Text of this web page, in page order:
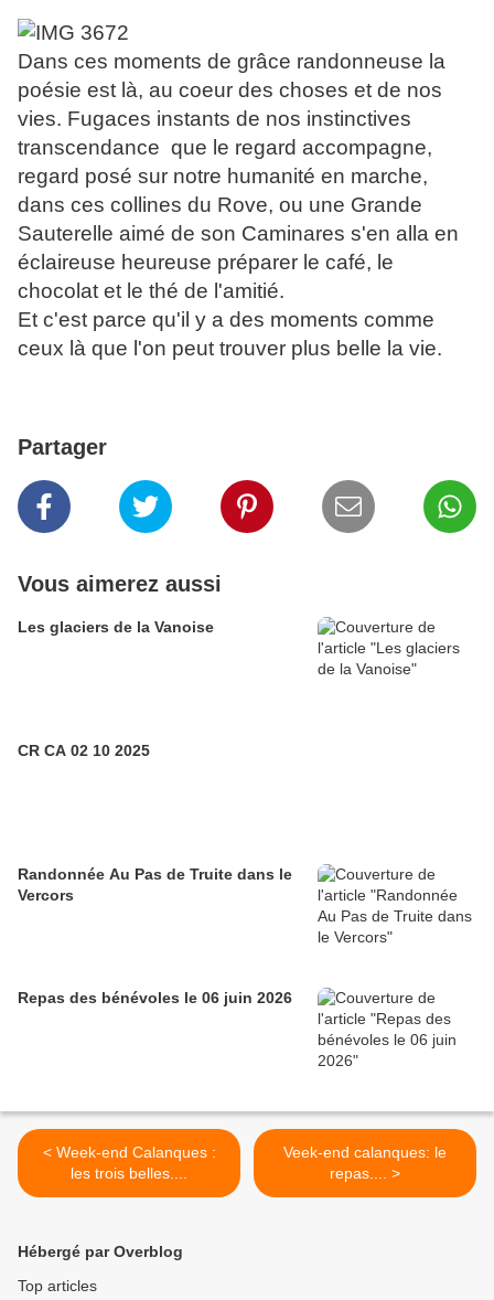
Dans ces moments de grâce randonneuse la
poésie est là, au coeur des choses et de nos
vies. Fugaces instants de nos instinctives
transcendance que le regard accompagne,
regard posé sur notre humanité en marche,
dans ces collines du Rove, ou une Grande
Sauterelle aimé de son Caminares s'en alla en
éclaireuse heureuse préparer le café, le
chocolat et le thé de l'amitié.
Et c'est parce qu'il y a des moments comme
ceux là que l'on peut trouver plus belle la vie.
Partager
Vous aimerez aussi
Les glaciers de la Vanoise
CR CA 02 10 2025
Randonnée Au Pas de Truite dans le
Vercors
Repas des bénévoles le 06 juin 2026
< Week-end Calanques :
les trois belles....
Veek-end calanques: le
repas.... >
Hébergé par Overblog
Top articles